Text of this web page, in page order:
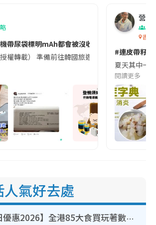
帶尿袋標明mAh都會被沒收😱出發前切記檢查
授權轉載） 準備前往韓國旅遊的民眾，近期要
營養
香港
#連皮帶籽
夏天其中一
閱讀更多
人氣好去處
【8月生日優惠2026】全港85大食買玩著數攻略 自助餐/火鍋放題同行免費＋誠品/DONKI送現金券